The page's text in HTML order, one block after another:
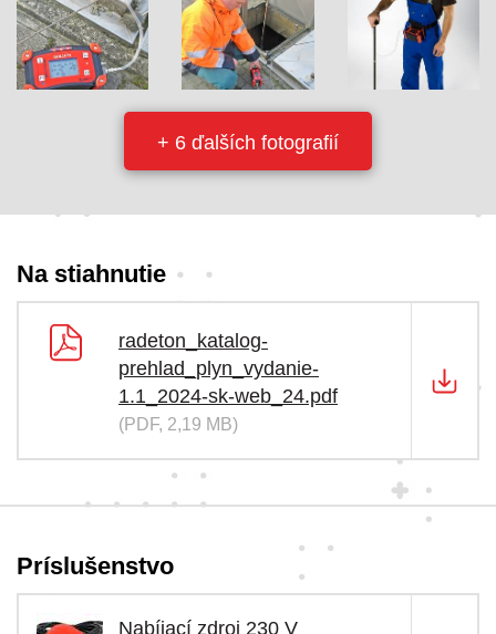
+ 6 ďalších fotografií
Na stiahnutie
radeton_katalog-
prehlad_plyn_vydanie-
1.1_2024-sk-web_24.pdf
(PDF, 2,19 MB)
Príslušenstvo
Nabíjací zdroj 230 V